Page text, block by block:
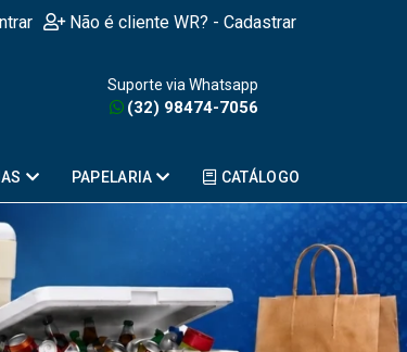
Não é cliente WR? - Cadastrar
Suporte via Whatsapp
(32) 98474-7056
PAPELARIA CATÁLOGO